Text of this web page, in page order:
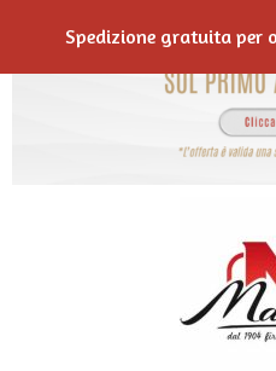
Spedizione gratuita per